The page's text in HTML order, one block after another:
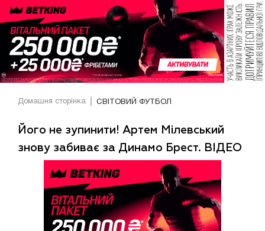
Домашня сторінка СВІТОВИЙ ФУТБОЛ
Його не зупинити! Артем Мілевський
знову забиває за Динамо Брест. ВІДЕО